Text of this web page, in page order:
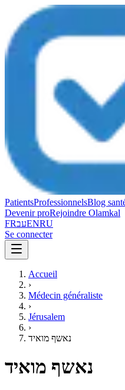
PatientsProfessionnelsBlog
Devenir proRejoindre Olamkal
FRעבENRU
Se connecter
Accueil
›
Médecin généraliste
›
Jérusalem
›
נאשף מואיד
נאשף מואיד